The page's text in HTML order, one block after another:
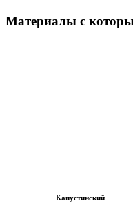
Материалы с
Капустинский